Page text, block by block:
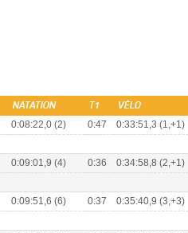
NATATION T1 VÉLO
0:08:22,0 (2) 0:47 0:33:51,3 (1,+1)
0:09:01,9 (4) 0:36 0:34:58,8 (2,+1)
0:09:51,6 (6) 0:37 0:35:40,9 (3,+3)